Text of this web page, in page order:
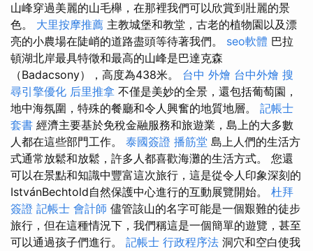
山峰穿過美麗的山毛櫸，在那裡我們可以欣賞到壯麗的景
色。 大里按摩推薦 主教城堡和教堂，古老的植物園以及漂
亮的小農場在陡峭的道路盡頭等待著我們。 seo軟體 巴拉
頓湖北岸最具特徵和最高的山峰是巴達克森
（Badacsony），高度為438米。 台中 外燴 台中外燴 搜
尋引擎優化 后里推拿 不僅是美妙的全景，還包括葡萄園，
地中海氛圍，特殊的餐廳和令人興奮的地質地層。 記帳士
套書 經濟主要基於免稅金融服務和旅遊業，島上的大多數
人都在這些部門工作。 泰國簽證 播筋堂 島上人們的生活方
式通常放鬆和放鬆，許多人都喜歡海灘的生活方式。 您還
可以在景點和知識中豐富這次旅行，這是從令人印象深刻的
IstvánBechtold自然保護中心進行的互動展覽開始。 杜拜
簽證 記帳士 會計師 儘管該山的名字可能是一個艱難的徒步
旅行，但在這種情況下，我們稱這是一個簡單的遊覽，甚至
可以通過孩子們進行。 記帳士 行政程序法 洞穴和空白使我